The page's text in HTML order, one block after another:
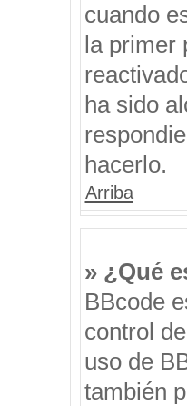
cuando
la primer
ha sido
hacerlo.
Arriba
» ¿Qué
BBcode
control
uso de
también